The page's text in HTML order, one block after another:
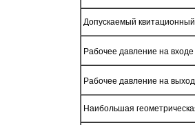
Допускаемый
Рабочее давление на входе
Рабочее давление на
Наибольшая